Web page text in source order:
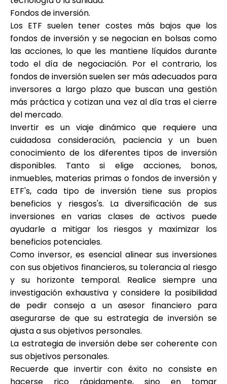
Fondos de inversión.
Los ETF suelen tener costes más bajos que los
fondos de inversión y se negocian en bolsas como
las acciones, lo que les mantiene líquidos durante
todo el día de negociación. Por el contrario, los
fondos de inversión suelen ser más adecuados para
inversores a largo plazo que buscan una gestión
más práctica y cotizan una vez al día tras el cierre
del mercado.
Invertir es un viaje dinámico que requiere una
cuidadosa consideración, paciencia y un buen
conocimiento de los diferentes tipos de inversión
disponibles. Tanto si elige acciones, bonos,
inmuebles, materias primas o fondos de inversión y
ETF's, cada tipo de inversión tiene sus propios
beneficios y riesgos's. La diversificación de sus
inversiones en varias clases de activos puede
ayudarle a mitigar los riesgos y maximizar los
beneficios potenciales.
Como inversor, es esencial alinear sus inversiones
con sus objetivos financieros, su tolerancia al riesgo
y su horizonte temporal. Realice siempre una
investigación exhaustiva y considere la posibilidad
de pedir consejo a un asesor financiero para
asegurarse de que su estrategia de inversión se
ajusta a sus objetivos personales.
La estrategia de inversión debe ser coherente con
sus objetivos personales.
Recuerde que invertir con éxito no consiste en